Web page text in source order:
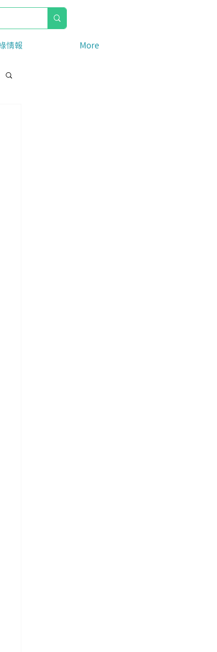
情報 More